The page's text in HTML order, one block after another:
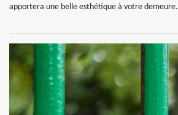
apportera une belle esthétique à votre demeure.